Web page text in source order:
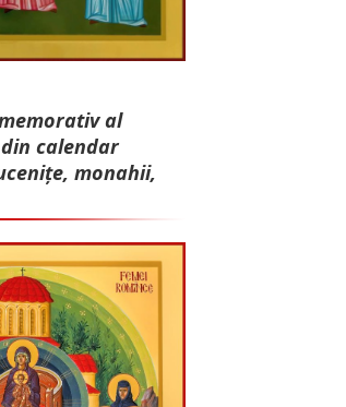
al
calendar
monahii,